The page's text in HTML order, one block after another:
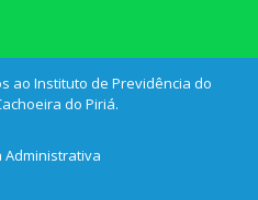
ao Instituto de Previdência do
do Piriá.
Administrativa